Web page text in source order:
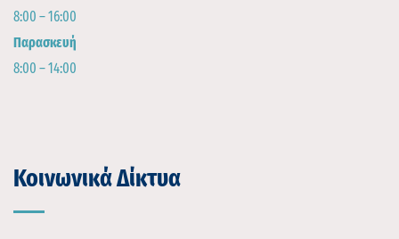
8:00 – 16:00
Παρασκευή
8:00 – 14:00
Κοινωνικά Δίκτυα